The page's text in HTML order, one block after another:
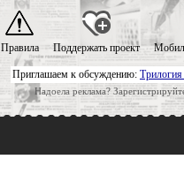
Приглашаем к обсуждению:
Надоела реклама?
Правила Поддержать проект